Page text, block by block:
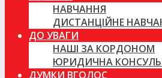
НАВЧАННЯ
ДИСТАНЦІЙНЕ
ДО УВАГИ
НАШІ ЗА КОРДОНОМ
ЮРИДИЧНА
ДУМКИ ВГОЛОС